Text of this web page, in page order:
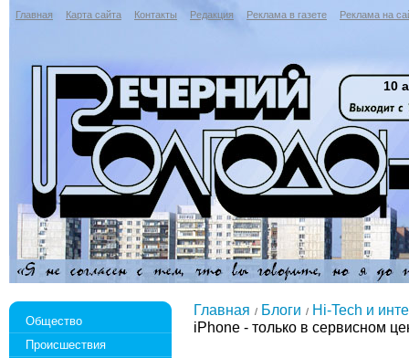
Главная Карта сайта Контакты Редакция Реклама в газете Реклама на
10
Общество
Происшествия
Главная Блоги
Hi-Tech и
iPhone - только в сервисном